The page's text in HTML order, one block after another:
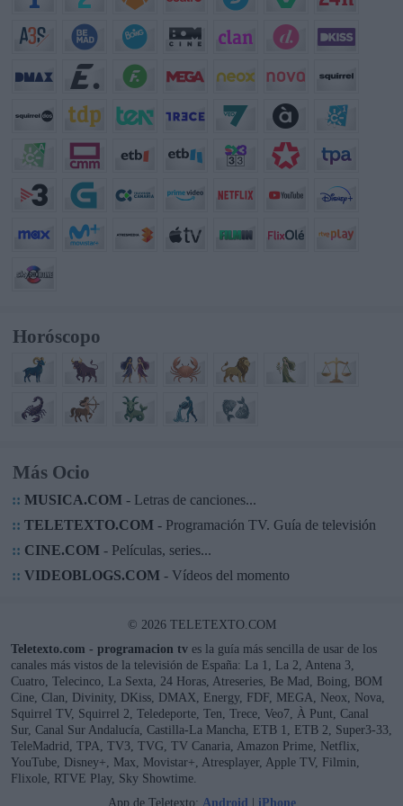
Horóscopo
Más Ocio
:: MUSICA.COM- Letras de canciones...
:: TELETEXTO.COM- Programación TV. Guía de televisión
:: CINE.COM- Películas, series...
:: VIDEOBLOGS.COM- Vídeos del momento
© 2026 TELETEXTO.COM
Teletexto.com - programacion tv es la guía más sencilla de usar de los
canales más vistos de la televisión de España: La 1, La 2, Antena 3,
Cuatro, Telecinco, La Sexta, 24 Horas, Atreseries, Be Mad, Boing, BOM
Cine, Clan, Divinity, DKiss, DMAX, Energy, FDF, MEGA, Neox, Nova,
Squirrel TV, Squirrel 2, Teledeporte, Ten, Trece, Veo7, À Punt, Canal
Sur, Canal Sur Andalucía, Castilla-La Mancha, ETB 1, ETB 2, Super3-33,
TeleMadrid, TPA, TV3, TVG, TV Canaria, Amazon Prime, Netflix,
YouTube, Disney+, Max, Movistar+, Atresplayer, Apple TV, Filmin,
Flixole, RTVE Play, Sky Showtime.
App de Teletexto: Android | iPhone